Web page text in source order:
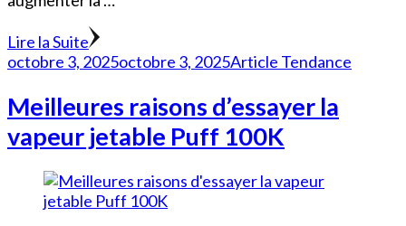
Lire la Suite
octobre 3, 2025octobre 3, 2025Article Tendance
Meilleures raisons d’essayer la
vapeur jetable Puff 100K